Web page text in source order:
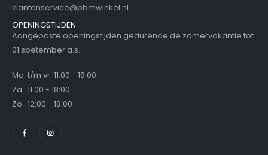
klantenservice@pbmwinkel.nl
OPENINGSTIJDEN
Aangepaste openingstijden gedurende de zomervakantie tot
01 spetember a.s.
Ma. t/m vr: 11:00 - 18:00
Za.: 11:00 - 18:00
Zo.: 12:00 - 18:00